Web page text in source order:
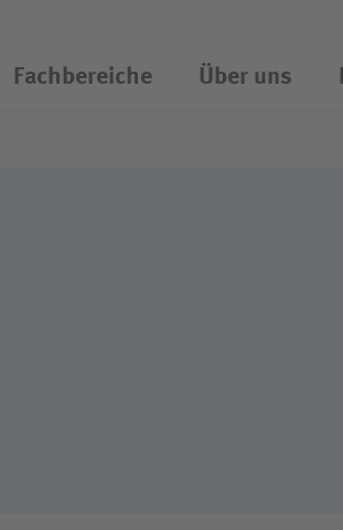
Fachbereiche Über uns